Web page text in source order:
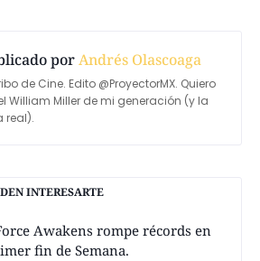
porAndrés Olascoaga
de Cine. Edito @ProyectorMX. Quiero
William Miller de mi generación (y la
real).
INTERESARTE
Awakens rompe récords en
fin de Semana.